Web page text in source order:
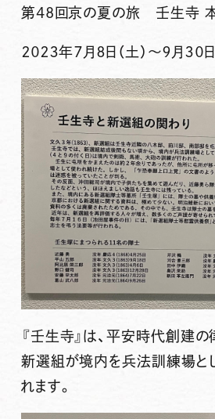
第48回京の夏の旅 壬生寺
２０２３年７月８日（土）～９月３０日
『壬生寺』は、平安時代創建の
新選組が境内を兵法訓練場と
れます。